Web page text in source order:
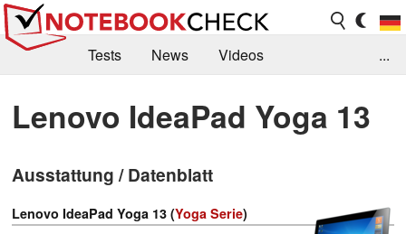
Tests News
Videos
Kaufberatung
Deals Suche
Jobs
Forum
...
Lenovo IdeaPad Yoga 13
Ausstattung / Datenblatt
Lenovo IdeaPad Yoga 13 (Yoga Serie)